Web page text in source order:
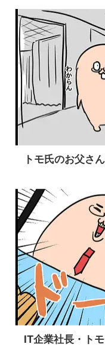
トモ氏のお父さ
IT企業社長・ト